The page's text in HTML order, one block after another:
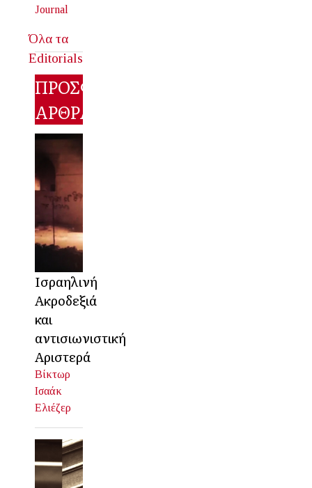
Journal
Όλα τα
Editorials
ΠΡΟΣΦΑΤΑ
ΑΡΘΡΑ
Ισραηλινή
Ακροδεξιά
και
αντισιωνιστική
Αριστερά
Βίκτωρ
Ισαάκ
Ελιέζερ